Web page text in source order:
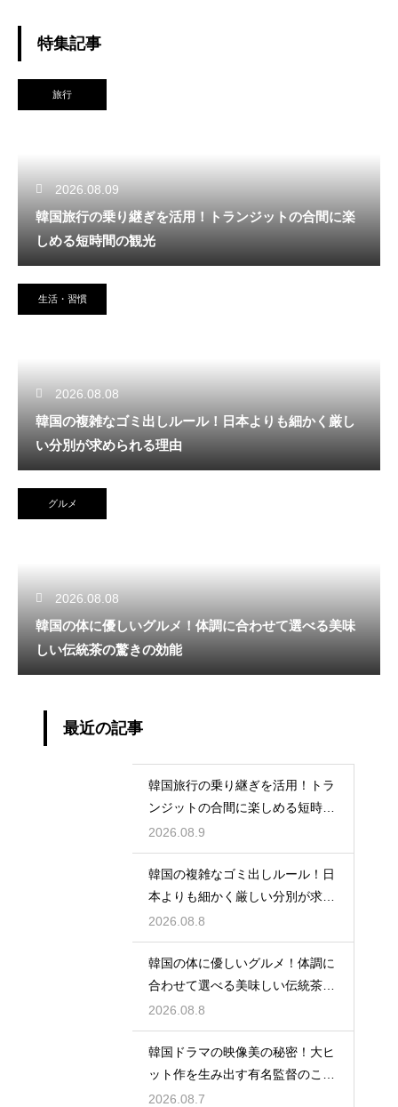
特集記事
旅行
2026.08.09
韓国旅行の乗り継ぎを活用！トランジットの合間に楽
しめる短時間の観光
生活・習慣
2026.08.08
韓国の複雑なゴミ出しルール！日本よりも細かく厳し
い分別が求められる理由
グルメ
2026.08.08
韓国の体に優しいグルメ！体調に合わせて選べる美味
しい伝統茶の驚きの効能
最近の記事
韓国旅行の乗り継ぎを活用！トラ
ンジットの合間に楽しめる短時間
の観光
2026.08.9
韓国の複雑なゴミ出しルール！日
本よりも細かく厳しい分別が求め
られる理由
2026.08.8
韓国の体に優しいグルメ！体調に
合わせて選べる美味しい伝統茶の
驚きの効能
2026.08.8
韓国ドラマの映像美の秘密！大ヒ
ット作を生み出す有名監督のこだ
わりの特徴
2026.08.7